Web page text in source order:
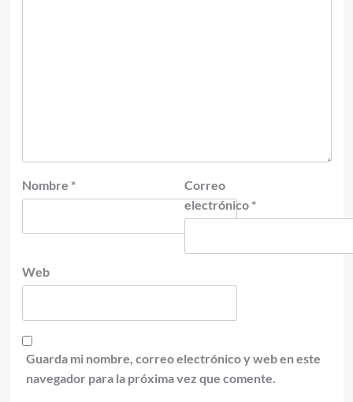
Nombre *
Correo
electrónico *
Web
Guarda mi nombre, correo electrónico y web en este
navegador para la próxima vez que comente.